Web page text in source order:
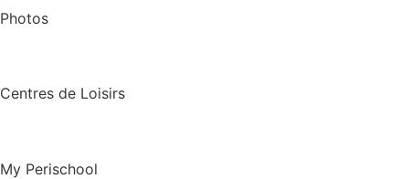
Photos
Centres de Loisirs
My Perischool